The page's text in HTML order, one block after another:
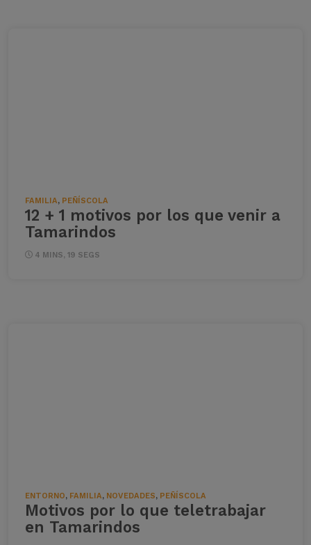
FAMILIA, PEÑÍSCOLA
12 + 1 motivos por los que venir a
Tamarindos
4 MINS, 19 SEGS
ENTORNO, FAMILIA, NOVEDADES, PEÑÍSCOLA
Motivos por lo que teletrabajar
en Tamarindos